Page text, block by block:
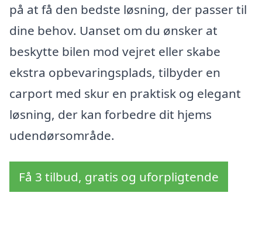
på at få den bedste løsning, der passer til
dine behov. Uanset om du ønsker at
beskytte bilen mod vejret eller skabe
ekstra opbevaringsplads, tilbyder en
carport med skur en praktisk og elegant
løsning, der kan forbedre dit hjems
udendørsområde.
Få 3 tilbud, gratis og uforpligtende